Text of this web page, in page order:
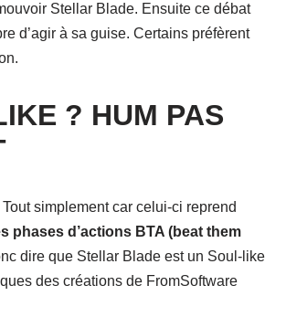
Stellar Blade. Ensuite ce débat
d’agir à sa guise. Certains préfèrent
? HUM PAS
simplement car celui-ci reprend
phases d’actions BTA (beat them
dire que Stellar Blade est un Soul-like
des créations de FromSoftware